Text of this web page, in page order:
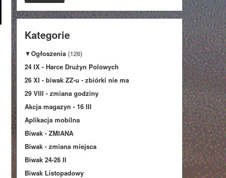
Kategorie
▼Ogłoszenia (126)
24 IX - Harce Drużyn Polowych
26 XI - biwak ZZ-u - zbiórki nie ma
29 VIII - zmiana godziny
Akcja magazyn - 16 III
Aplikacja mobilna
Biwak - ZMIANA
Biwak - zmiana miejsca
Biwak 24-26 II
Biwak Listopadowy